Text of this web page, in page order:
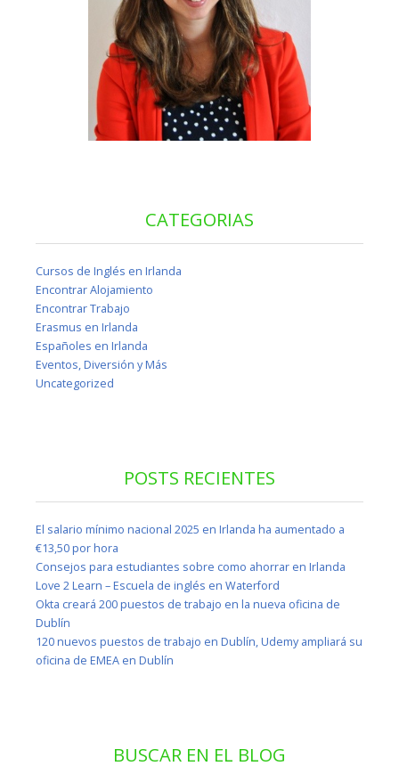
CATEGORIAS
Cursos de Inglés en Irlanda
Encontrar Alojamiento
Encontrar Trabajo
Erasmus en Irlanda
Españoles en Irlanda
Eventos, Diversión y Más
Uncategorized
POSTS RECIENTES
El salario mínimo nacional 2025 en Irlanda ha aumentado a
€13,50 por hora
Consejos para estudiantes sobre como ahorrar en Irlanda
Love 2 Learn – Escuela de inglés en Waterford
Okta creará 200 puestos de trabajo en la nueva oficina de
Dublín
120 nuevos puestos de trabajo en Dublín, Udemy ampliará su
oficina de EMEA en Dublín
BUSCAR EN EL BLOG